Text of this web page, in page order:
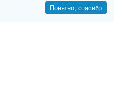
Понятно, спасибо